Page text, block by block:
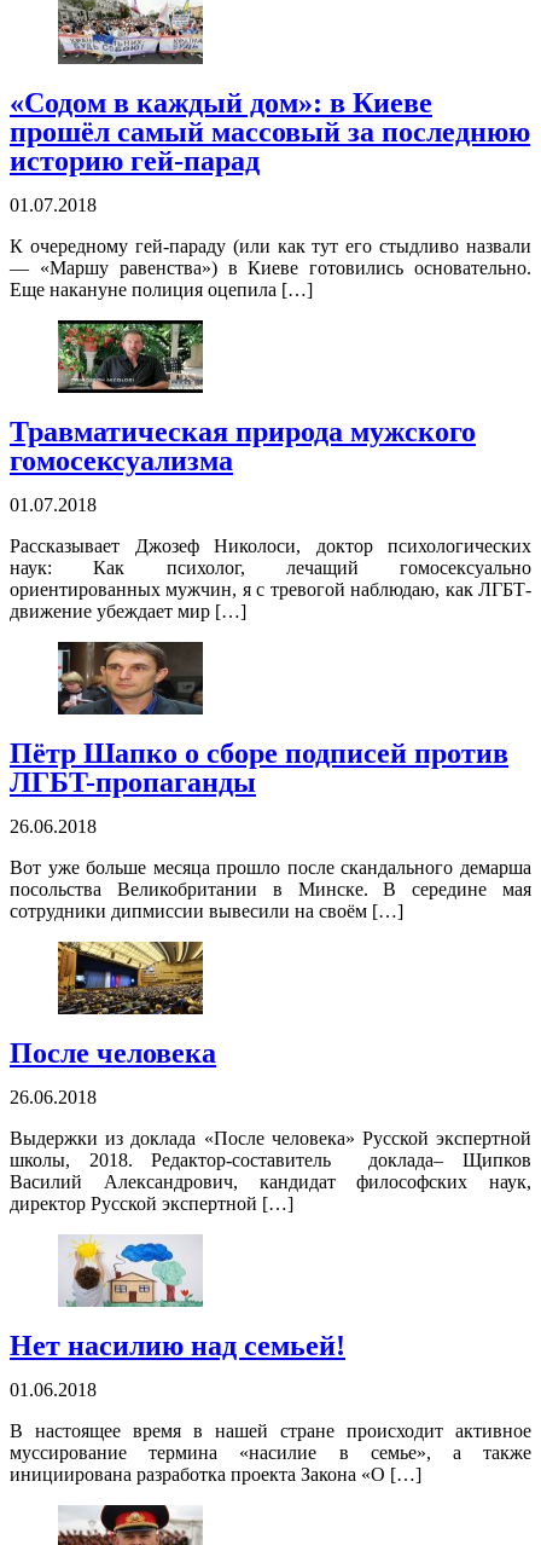
«Содом в каждый дом»: в Киеве
прошёл самый массовый за последнюю
историю гей-парад
01.07.2018
К очередному гей-параду (или как тут его стыдливо назвали
— «Маршу равенства») в Киеве готовились основательно.
Еще накануне полиция оцепила […]
Травматическая природа мужского
гомосексуализма
01.07.2018
Рассказывает Джозеф Николоси, доктор психологических
наук: Как психолог, лечащий гомосексуально
ориентированных мужчин, я с тревогой наблюдаю, как ЛГБТ-
движение убеждает мир […]
Пётр Шапко о сборе подписей против
ЛГБT-пропаганды
26.06.2018
Вот уже больше месяца прошло после скандального демарша
посольства Великобритании в Минске. В середине мая
сотрудники дипмиссии вывесили на своём […]
После человека
26.06.2018
Выдержки из доклада «После человека» Русской экспертной
школы, 2018. Редактор-составитель доклада– Щипков
Василий Александрович, кандидат философских наук,
директор Русской экспертной […]
Нет насилию над семьей!
01.06.2018
В настоящее время в нашей стране происходит активное
муссирование термина «насилие в семье», а также
инициирована разработка проекта Закона «О […]